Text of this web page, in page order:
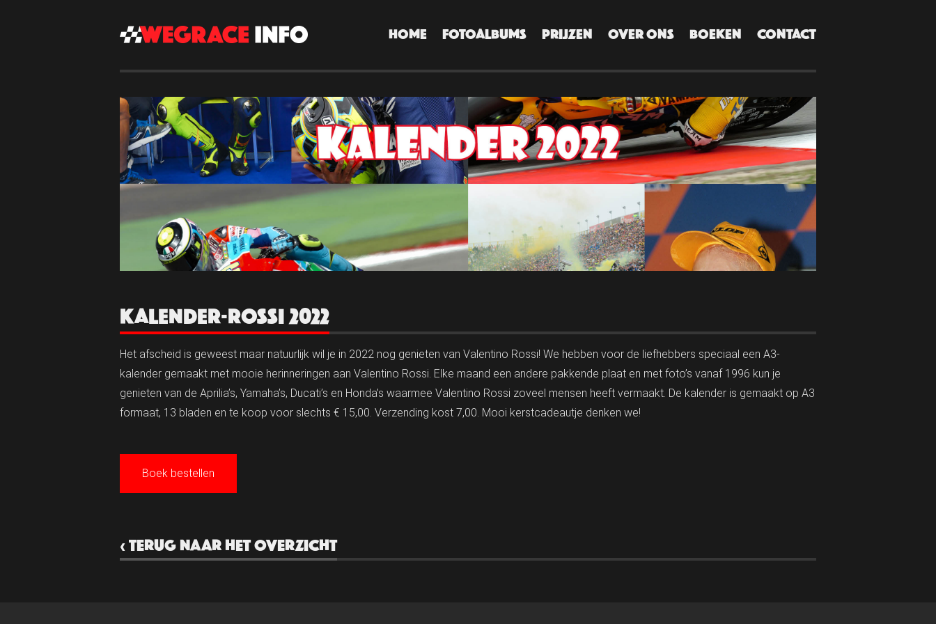
HOME FOTOALBUMS PRIJZEN OVER ONS BOEKEN CONTACT
KALENDER-ROSSI 2022
Het afscheid is geweest maar natuurlijk wil je in 2022 nog genieten van Valentino Rossi! We hebben voor de liefhebbers speciaal een A3-
kalender gemaakt met mooie herinneringen aan Valentino Rossi. Elke maand een andere pakkende plaat en met foto’s vanaf 1996 kun je
genieten van de Aprilia’s, Yamaha’s, Ducati’s en Honda’s waarmee Valentino Rossi zoveel mensen heeft vermaakt. De kalender is gemaakt op A3
formaat, 13 bladen en te koop voor slechts € 15,00. Verzending kost 7,00. Mooi kerstcadeautje denken we!
Boek bestellen
‹ TERUG NAAR HET OVERZICHT